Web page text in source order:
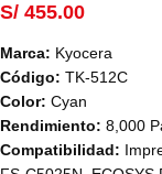
S/ 455.00
Marca: Kyocera
Código: TK-512C
Color: Cyan
Rendimiento: 8,000
Compatibilidad: